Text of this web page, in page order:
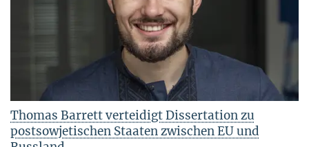
Thomas Barrett verteidigt Dissertation zu
postsowjetischen Staaten zwischen EU und